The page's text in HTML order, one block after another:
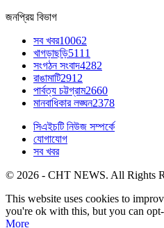
জনপ্রিয় বিভাগ
সব খবর10062
খাগড়াছড়ি5111
সংগঠন সংবাদ4282
রাঙামাটি2912
পার্বত্য চট্টগ্রাম2660
মানবাধিকার লঙ্ঘন2378
সিএইচটি নিউজ সম্পর্কে
যোগাযোগ
সব খবর
© 2026 - CHT NEWS. All Rights
This website uses cookies to
you're ok with this, but you can
More